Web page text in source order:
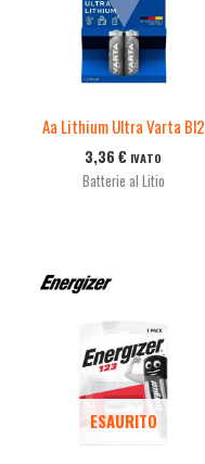
Aa Lithium Ultra Varta Bl2
3,36€ IVATO
Batterie al Litio
ESAURITO